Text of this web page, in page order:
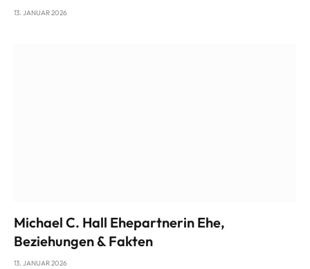
13. JANUAR 2026
Michael C. Hall Ehepartnerin Ehe,
Beziehungen & Fakten
13. JANUAR 2026